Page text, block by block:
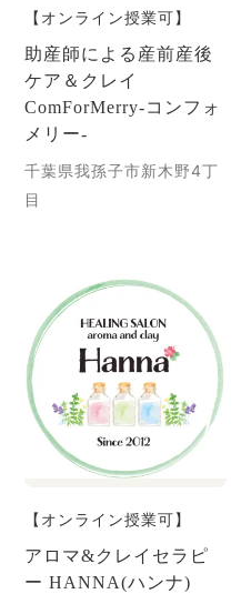
【オンライン授業可】
助産師による産前産後
ケア＆クレイ
ComForMerry-コンフォ
メリー-
千葉県我孫子市新木野4丁
目
【オンライン授業可】
アロマ&クレイセラピ
ー HANNA(ハンナ)